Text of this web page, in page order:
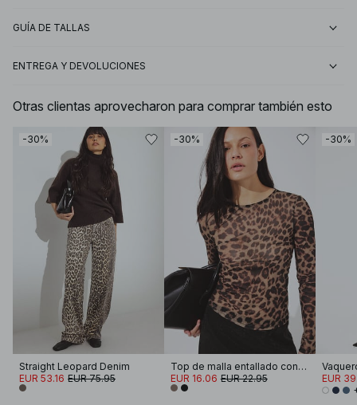
GUÍA DE TALLAS
ENTREGA Y DEVOLUCIONES
Otras clientas aprovecharon para comprar también esto
-30%
Straight Leopard Denim
EUR 53.16 EUR 75.95
-30%
Top de malla entallado con cuello redondo
EUR 16.06 EUR 22.95
-30%
EUR